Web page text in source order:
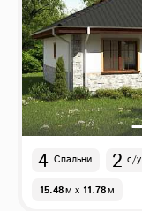
4 Спальни 2 с/у
15.48м x 11.78м